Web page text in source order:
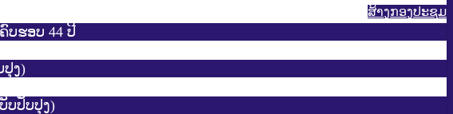
ສ້າງກອງປະຊູມ
ບຮອບ 44 ປີ
ງ)
ບປັບປຸງ)